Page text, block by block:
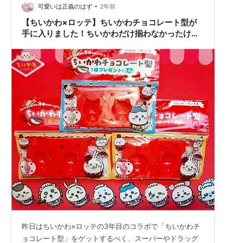
可愛いは正義のはず • 2年前
【ちいかわ×ロッテ】ちいかわチョコレート型が
手に入りました！ちいかわだけ揃わなかったけど
昨日はちいかわ×ロッテの3年目のコラボで「ちいかわチ
ョコレート型」をゲットするべく、スーパーやドラッグ